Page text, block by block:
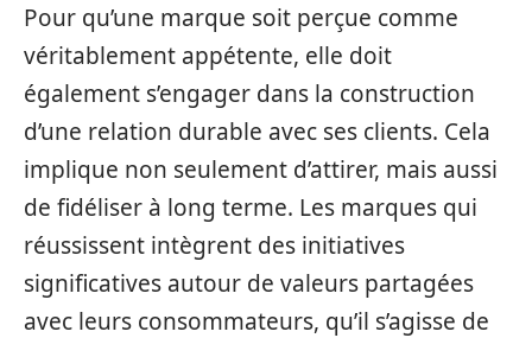
Pour qu’une marque soit perçue comme
véritablement appétente, elle doit
également s’engager dans la construction
d’une relation durable avec ses clients. Cela
implique non seulement d’attirer, mais aussi
de fidéliser à long terme. Les marques qui
réussissent intègrent des initiatives
significatives autour de valeurs partagées
avec leurs consommateurs, qu’il s’agisse de